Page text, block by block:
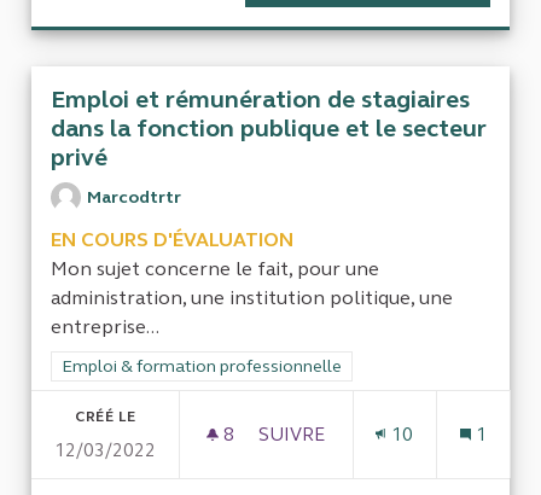
Emploi et rémunération de stagiaires
dans la fonction publique et le secteur
privé
Marcodtrtr
EN COURS D'ÉVALUATION
Mon sujet concerne le fait, pour une
administration, une institution politique, une
entreprise...
Filtrer les résultats de la catégorie : Emploi & formation
Emploi & formation professionnelle
CRÉÉ LE
12/03/2022
8 8 ABONNÉS
SUIVRE
10 1